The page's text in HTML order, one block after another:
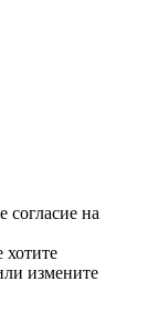
согласие на
измените